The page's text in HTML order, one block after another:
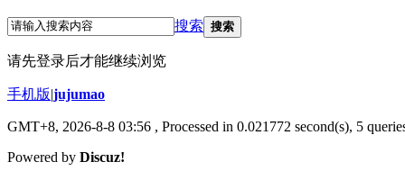
搜索 搜索
请先登录后才能继续浏览
手机版|jujumao
GMT+8, 2026-8-8 03:56 , Processed in 0.021772 second(s), 5
Powered by Discuz!